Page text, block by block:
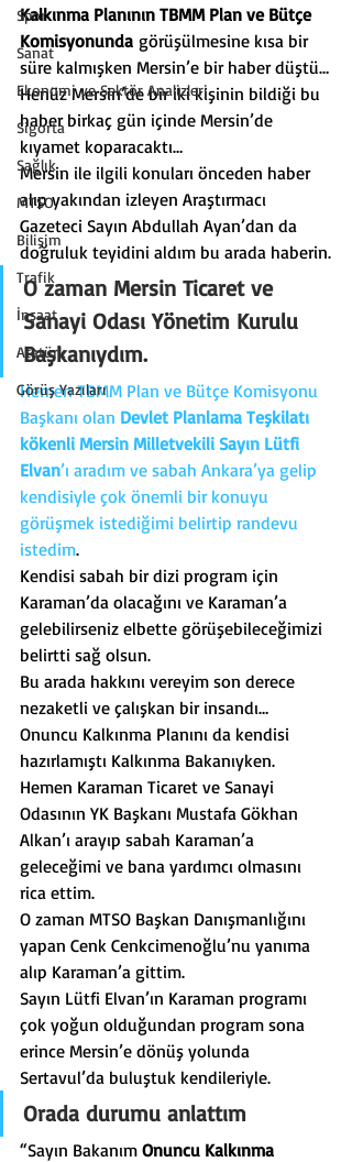
Spor
Sanat
Ekonomi ve Sektör Analizleri
Sigorta
Sağlık
MTSO
Bilişim
Trafik
İnşaat
Atatürk
Görüş Yazıları
Kalkınma Planının TBMM Plan ve Bütçe
Komisyonunda görüşülmesine kısa bir
süre kalmışken Mersin’e bir haber düştü…
Henüz Mersin’de bir iki kişinin bildiği bu
haber birkaç gün içinde Mersin’de
kıyamet koparacaktı…
Mersin ile ilgili konuları önceden haber
alıp yakından izleyen Araştırmacı
Gazeteci Sayın Abdullah Ayan’dan da
doğruluk teyidini aldım bu arada haberin.
O zaman Mersin Ticaret ve
Sanayi Odası Yönetim Kurulu
Başkanıydım.
Hemen TBMM Plan ve Bütçe Komisyonu
Başkanı olan Devlet Planlama Teşkilatı
kökenli Mersin Milletvekili Sayın Lütfi
Elvan’ı aradım ve sabah Ankara’ya gelip
kendisiyle çok önemli bir konuyu
görüşmek istediğimi belirtip randevu
istedim.
Kendisi sabah bir dizi program için
Karaman’da olacağını ve Karaman’a
gelebilirseniz elbette görüşebileceğimizi
belirtti sağ olsun.
Bu arada hakkını vereyim son derece
nezaketli ve çalışkan bir insandı…
Onuncu Kalkınma Planını da kendisi
hazırlamıştı Kalkınma Bakanıyken.
Hemen Karaman Ticaret ve Sanayi
Odasının YK Başkanı Mustafa Gökhan
Alkan’ı arayıp sabah Karaman’a
geleceğimi ve bana yardımcı olmasını
rica ettim.
O zaman MTSO Başkan Danışmanlığını
yapan Cenk Cenkcimenoğlu’nu yanıma
alıp Karaman’a gittim.
Sayın Lütfi Elvan’ın Karaman programı
çok yoğun olduğundan program sona
erince Mersin’e dönüş yolunda
Sertavul’da buluştuk kendileriyle.
Orada durumu anlattım
“Sayın Bakanım Onuncu Kalkınma